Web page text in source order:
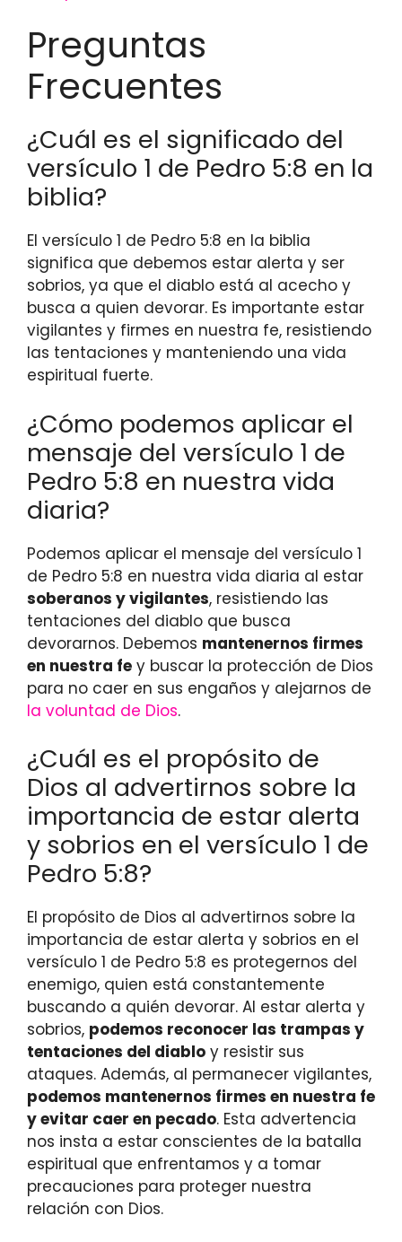
Preguntas
Frecuentes
¿Cuál es el significado del
versículo 1 de Pedro 5:8 en la
biblia?
El versículo 1 de Pedro 5:8 en la biblia
significa que debemos estar alerta y ser
sobrios, ya que el diablo está al acecho y
busca a quien devorar. Es importante estar
vigilantes y firmes en nuestra fe, resistiendo
las tentaciones y manteniendo una vida
espiritual fuerte.
¿Cómo podemos aplicar el
mensaje del versículo 1 de
Pedro 5:8 en nuestra vida
diaria?
Podemos aplicar el mensaje del versículo 1
de Pedro 5:8 en nuestra vida diaria al estar
soberanos y vigilantes, resistiendo las
tentaciones del diablo que busca
devorarnos. Debemos mantenernos firmes
en nuestra fe y buscar la protección de Dios
para no caer en sus engaños y alejarnos de
la voluntad de Dios.
¿Cuál es el propósito de
Dios al advertirnos sobre la
importancia de estar alerta
y sobrios en el versículo 1 de
Pedro 5:8?
El propósito de Dios al advertirnos sobre la
importancia de estar alerta y sobrios en el
versículo 1 de Pedro 5:8 es protegernos del
enemigo, quien está constantemente
buscando a quién devorar. Al estar alerta y
sobrios, podemos reconocer las trampas y
tentaciones del diablo y resistir sus
ataques. Además, al permanecer vigilantes,
podemos mantenernos firmes en nuestra fe
y evitar caer en pecado. Esta advertencia
nos insta a estar conscientes de la batalla
espiritual que enfrentamos y a tomar
precauciones para proteger nuestra
relación con Dios.